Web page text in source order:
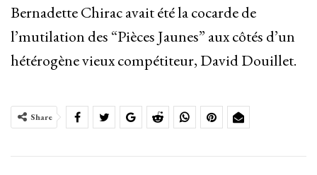
Bernadette Chirac avait été la cocarde de
l’mutilation des “Pièces Jaunes” aux côtés d’un
hétérogène vieux compétiteur, David Douillet.
Share